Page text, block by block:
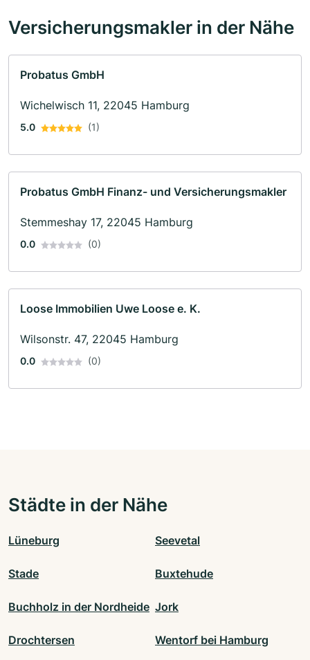
Versicherungsmakler in der Nähe
Probatus GmbH
Wichelwisch 11, 22045 Hamburg
5.0 (1)
Probatus GmbH Finanz- und Versicherungsmakler
Stemmeshay 17, 22045 Hamburg
0.0 (0)
Loose Immobilien Uwe Loose e. K.
Wilsonstr. 47, 22045 Hamburg
0.0 (0)
Städte in der Nähe
Lüneburg Seevetal
Stade Buxtehude
Buchholz in der Nordheide Jork
Drochtersen Wentorf bei Hamburg